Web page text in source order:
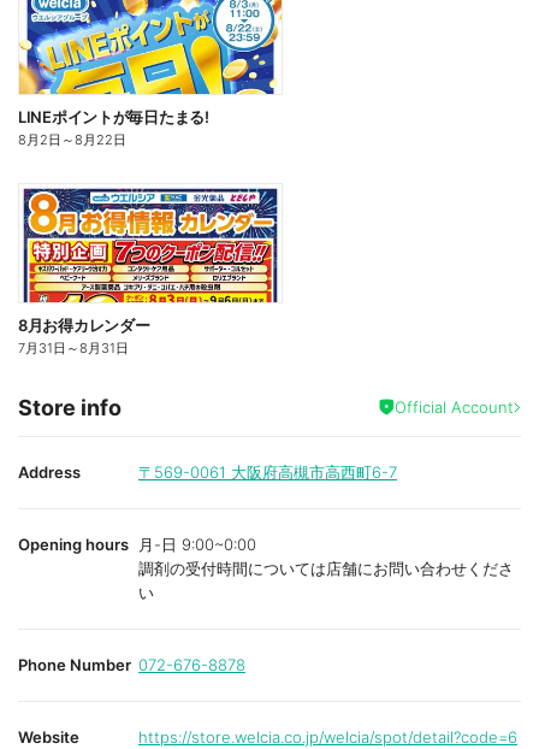
LINEポイントが毎日たまる!
8月2日 ～8月22日
8月お得カレンダー
7月31日 ～8月31日
Store info Official Account
Address 〒569-0061 大阪府高槻市高西町6-7
Opening hours
月-日 9:00~0:00
調剤の受付時間については店舗にお問い合わせくださ
い
Phone Number 072-676-8878
Website
https://store.welcia.co.jp/welcia/spot/detail?code=6